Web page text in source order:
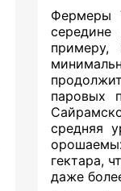
Фермеры
примеру,
паровых
средняя
гектара,
даже